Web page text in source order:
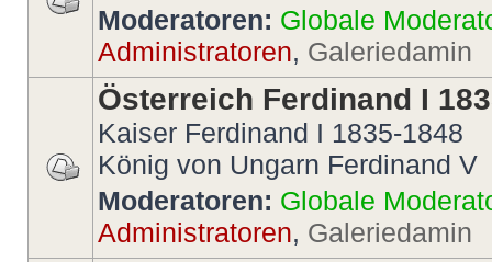
Moderatoren: Globale
Administratoren, Galeriedamin
Österreich Ferdinand I
Kaiser Ferdinand I 1835-1848
König von Ungarn Ferdinand V
Moderatoren: Globale
Administratoren, Galeriedamin